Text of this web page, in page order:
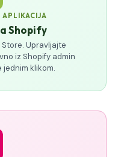
APLIKACIJA
Shopify
Upravljajte
iz Shopify admin
klikom.